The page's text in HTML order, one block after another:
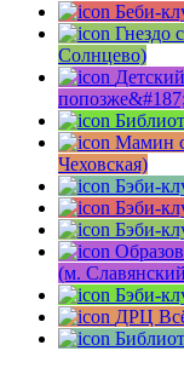
Беби-
Гнездо
Солнцево)
Мамин
Чеховская)
Бэби-
Бэби-
Бэби-
(м.
Бэби-
ДРЦ